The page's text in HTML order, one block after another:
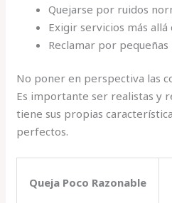
Quejarse por ruidos
Exigir servicios más allá
Reclamar por
No poner en perspectiva las
Es importante ser realistas y
tiene sus propias
perfectos.
Queja Poco Razonable